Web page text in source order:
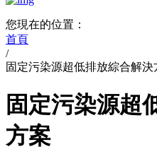
您現在的位置：
首頁
/
固定污染源超低排放綜合解決
固定污染源超
方案